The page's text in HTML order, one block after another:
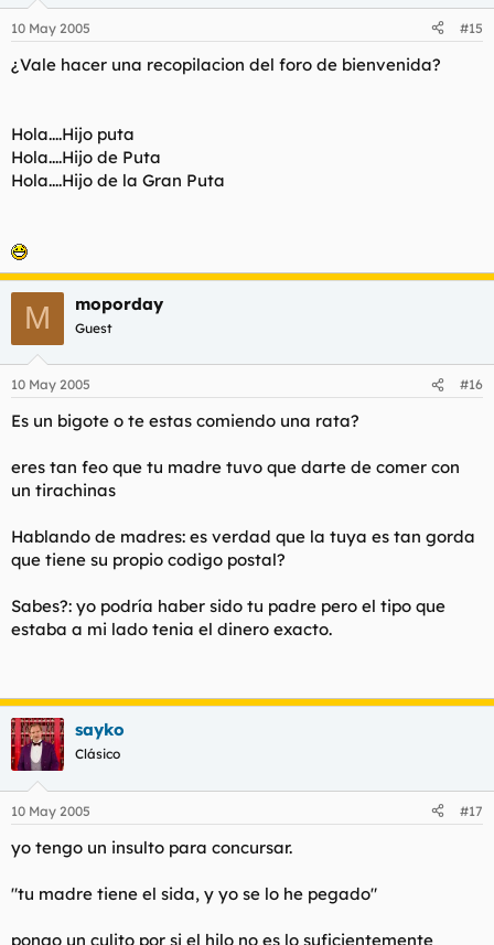
10 May 2005 #15
¿Vale hacer una recopilacion del foro de bienvenida?
Hola....Hijo puta
Hola....Hijo de Puta
Hola....Hijo de la Gran Puta
M moporday
Guest
10 May 2005 #16
Es un bigote o te estas comiendo una rata?
eres tan feo que tu madre tuvo que darte de comer con
un tirachinas
Hablando de madres: es verdad que la tuya es tan gorda
que tiene su propio codigo postal?
Sabes?: yo podría haber sido tu padre pero el tipo que
estaba a mi lado tenia el dinero exacto.
sayko
Clásico
10 May 2005 #17
yo tengo un insulto para concursar.
"tu madre tiene el sida, y yo se lo he pegado"
pongo un culito por si el hilo no es lo suficientemente